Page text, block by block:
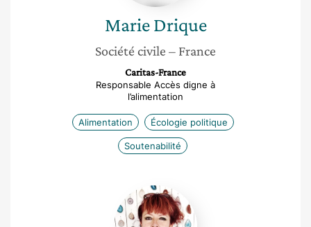
Marie Drique
Société civile – France
Caritas-France
Responsable Accès digne à
l’alimentation
Alimentation Écologie politique
Soutenabilité
Antonia
Avalos
Torres